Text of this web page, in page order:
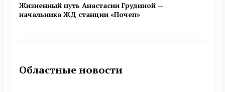
Жизненный путь Анастасии Грудиной —
начальника ЖД станции «Почеп»
Областные новости